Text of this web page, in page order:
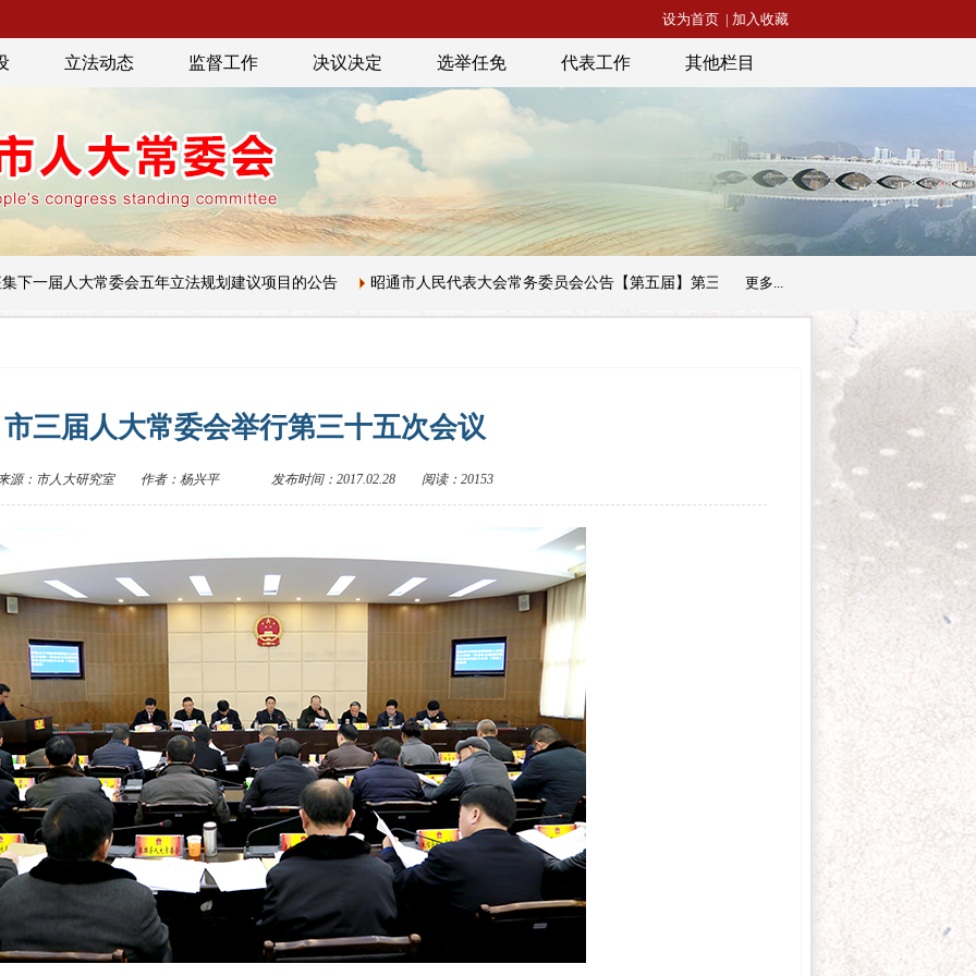
设为首页 | 加入收藏
立法动态 监督工作 决议决定 选举任免 代表工作 其他栏目
委会五年立法规划建议项目的公告 昭通市人民代表大会常务委员会公告【第五届】第三十三号 昭通市人民代表大会常务委员会公告【
更多...
市三届人大常委会举行第三十五次会议
源：市人大研究室 作者：杨兴平 发布时间：2017.02.28 阅读：20153